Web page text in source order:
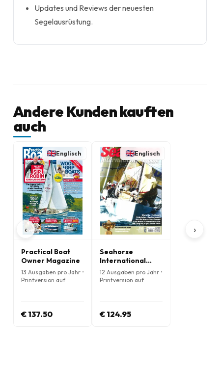
Updates und Reviews der neuesten
Segelausrüstung.
Andere Kunden kauften
auch
‹
Englisch
Practical Boat
Owner Magazine
13 Ausgaben pro Jahr •
Printversion auf
€ 137.50
Englisch
Seahorse
International
Sailing Magazine
12 Ausgaben pro Jahr •
Printversion auf
€ 124.95
›